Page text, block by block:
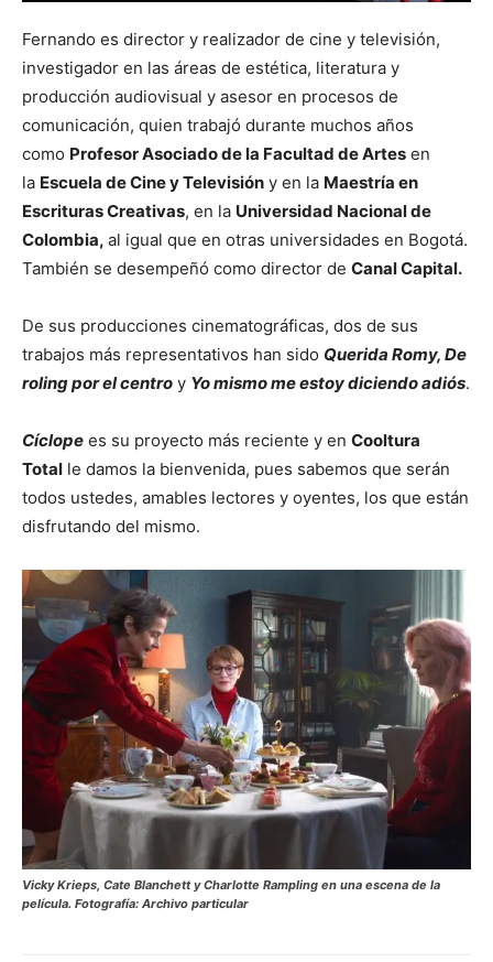
Fernando es director y realizador de cine y televisión,
investigador en las áreas de estética, literatura y
producción audiovisual y asesor en procesos de
comunicación, quien trabajó durante muchos años
como Profesor Asociado de la Facultad de Artes en
la Escuela de Cine y Televisión y en la Maestría en
Escrituras Creativas, en la Universidad Nacional de
Colombia, al igual que en otras universidades en Bogotá.
También se desempeñó como director de Canal Capital.
De sus producciones cinematográficas, dos de sus
trabajos más representativos han sido Querida Romy, De
roling por el centro y Yo mismo me estoy diciendo adiós.
Cíclope es su proyecto más reciente y en Cooltura
Total le damos la bienvenida, pues sabemos que serán
todos ustedes, amables lectores y oyentes, los que están
disfrutando del mismo.
Vicky Krieps, Cate Blanchett y Charlotte Rampling en una escena de la
película. Fotografía: Archivo particular